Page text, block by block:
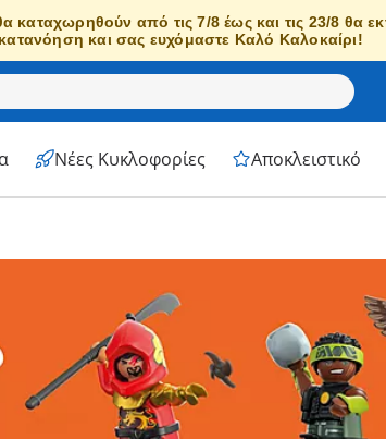
από τις 7/8 έως και τις 23/8 θα
και σας ευχόμαστε Καλό Καλοκαίρι!
Νέες Κυκλοφορίες Αποκλειστικό